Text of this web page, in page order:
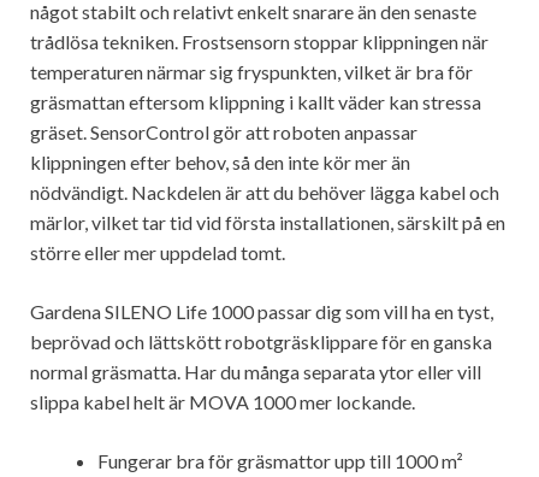
något stabilt och relativt enkelt snarare än den senaste
trådlösa tekniken. Frostsensorn stoppar klippningen när
temperaturen närmar sig fryspunkten, vilket är bra för
gräsmattan eftersom klippning i kallt väder kan stressa
gräset. SensorControl gör att roboten anpassar
klippningen efter behov, så den inte kör mer än
nödvändigt. Nackdelen är att du behöver lägga kabel och
märlor, vilket tar tid vid första installationen, särskilt på en
större eller mer uppdelad tomt.
Gardena SILENO Life 1000 passar dig som vill ha en tyst,
beprövad och lättskött robotgräsklippare för en ganska
normal gräsmatta. Har du många separata ytor eller vill
slippa kabel helt är MOVA 1000 mer lockande.
Fungerar bra för gräsmattor upp till 1000 m²